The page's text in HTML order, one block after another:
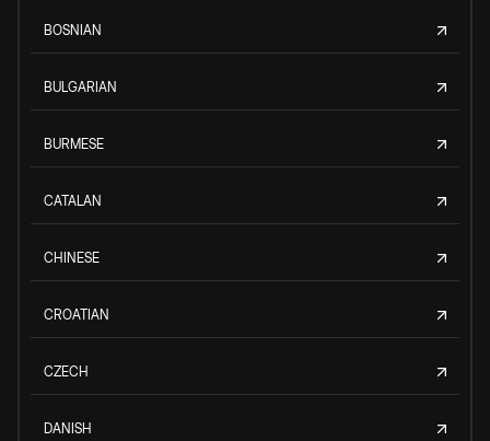
BOSNIAN
BULGARIAN
BURMESE
CATALAN
CHINESE
CROATIAN
CZECH
DANISH